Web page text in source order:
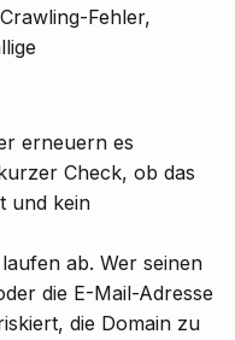
Fehler,
erneuern es
Check, ob das
und kein
ab. Wer seinen
die E-Mail-Adresse
die Domain zu